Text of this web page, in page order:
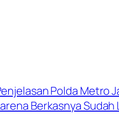
Polda Metro
Berkasnya Sudah